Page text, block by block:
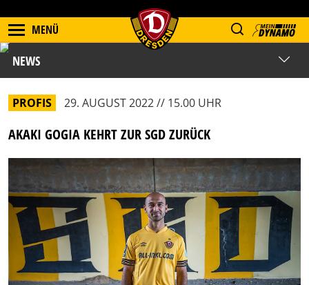
MENÜ
NEWS
PROFIS 29. AUGUST 2022 // 15.00 UHR
AKAKI GOGIA KEHRT ZUR SGD ZURÜCK